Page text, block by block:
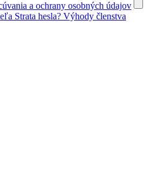
a ochrany osobných údajov
Strata hesla? Výhody členstva